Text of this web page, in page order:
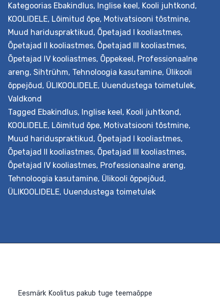
kogunetakse taas, et oma kogemust mõtestada.
Väljundid Koolitus õpetab mõistma määramatuse rolli
sellega toimetulekut haridusuuenduses. Õpetaja…
Continue readingToimetulek
määramatusega
tehnoloogia
rakendamisel
keeles)
Kategoorias Ebakindlus, Inglise keel, Kooli juhtkond,
KOOLIDELE, Lõimitud õpe, Motivatsiooni tõstmine,
Muud hariduspraktikud, Õpetajad I kooliastmes,
Õpetajad II kooliastmes, Õpetajad III kooliastmes,
Õpetajad IV kooliastmes, Õppekeel, Professionaalne
areng, Sihtrühm, Tehnoloogia kasutamine, Ülikooli
õppejõud, ÜLIKOOLIDELE, Uuendustega toimetulek,
Valdkond
Tagged Ebakindlus, Inglise keel, Kooli juhtkond,
KOOLIDELE, Lõimitud õpe, Motivatsiooni tõstmine,
Muud hariduspraktikud, Õpetajad I kooliastmes,
Õpetajad II kooliastmes, Õpetajad III kooliastmes,
Õpetajad IV kooliastmes, Professionaalne areng,
Tehnoloogia kasutamine, Ülikooli õppejõud,
ÜLIKOOLIDELE, Uuendustega toimetulek